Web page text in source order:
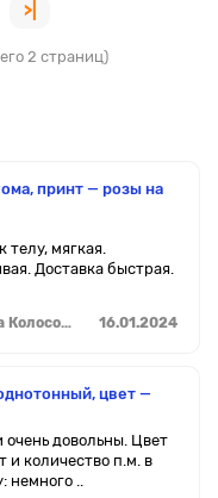
>|
2 страниц)
принт — розы на
телу, мягкая.
Доставка быстрая.
Вера Викторовна Колосова 16.01.2024
цвет —
очень довольны. Цвет
и количество п.м. в
немного ..